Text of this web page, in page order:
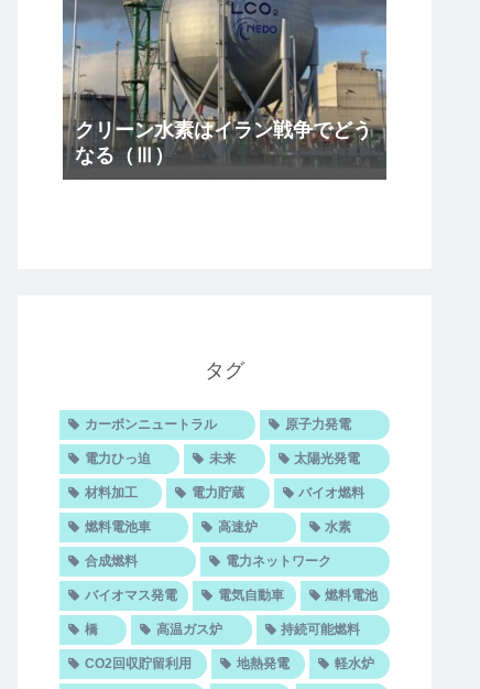
クリーン水素はイラン戦争でどう
なる（Ⅲ）
タグ
カーボンニュートラル 原子力発電
電力ひっ迫 未来 太陽光発電
材料加工 電力貯蔵 バイオ燃料
燃料電池車 高速炉 水素
合成燃料 電力ネットワーク
バイオマス発電 電気自動車 燃料電池
橋 高温ガス炉 持続可能燃料
CO2回収貯留利用 地熱発電 軽水炉